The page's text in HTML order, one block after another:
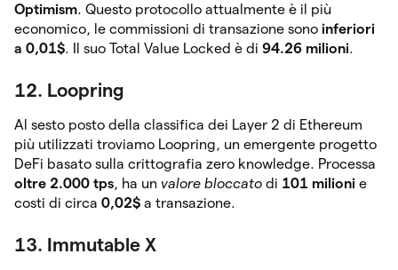
Optimism. Questo protocollo attualmente è il più
economico, le commissioni di transazione sono inferiori
a 0,01$. Il suo Total Value Locked è di 94.26 milioni.
12. Loopring
Al sesto posto della classifica dei Layer 2 di Ethereum
più utilizzati troviamo Loopring, un emergente progetto
DeFi basato sulla crittografia zero knowledge. Processa
oltre 2.000 tps, ha un valore bloccato di 101 milioni e
costi di circa 0,02$ a transazione.
13. Immutable X